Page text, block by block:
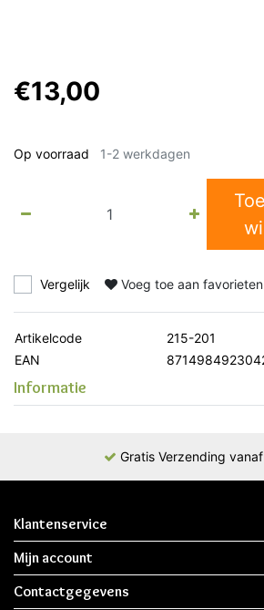
€13,00
Op voorraad 1-2 werkdagen
Vergelijk Voeg toe aan favorieten
Artikelcode
215-201
EAN
Informatie
Gratis Verzending
Klantenservice
Mijn account
Contactgegevens